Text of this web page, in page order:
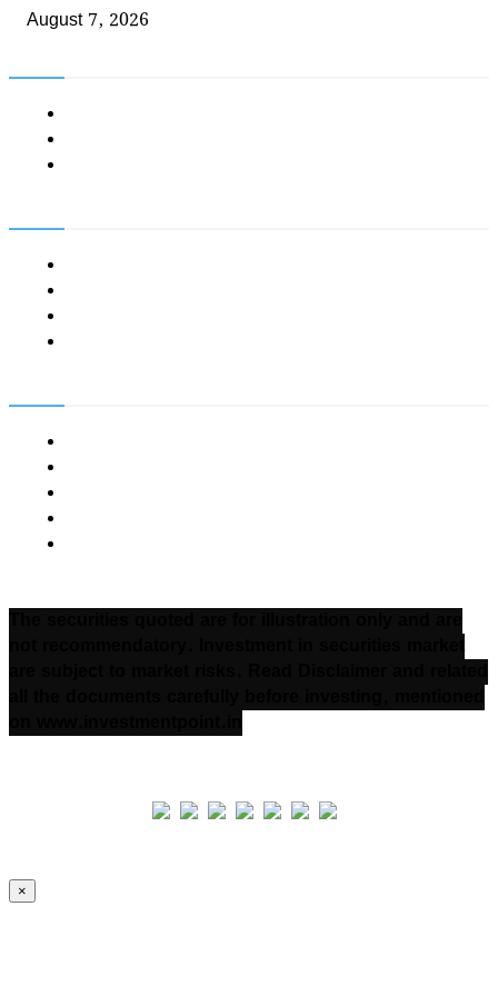
August 7, 2026
×